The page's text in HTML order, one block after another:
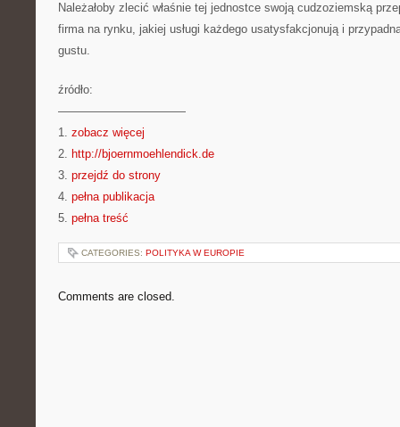
Należałoby zlecić właśnie tej jednostce swoją cudzoziemską
firma na rynku, jakiej usługi każdego usatysfakcjonują i
gustu.
źródło:
———————————
1. zobacz więcej
2. http://bjoernmoehlendick.de
3. przejdź do strony
4. pełna publikacja
5. pełna treść
CATEGORIES: POLITYKA W EUROPIE
Comments are closed.